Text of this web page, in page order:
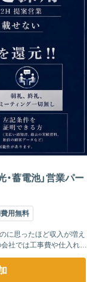
・蓄電池」営業パー
用無料
に思ったほど収入が増え
社では工事費や仕入れ価